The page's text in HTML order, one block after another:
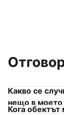
Какво се
нещо в моето
Кога